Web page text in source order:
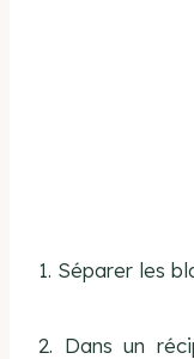
1. Séparer les
2. Dans un